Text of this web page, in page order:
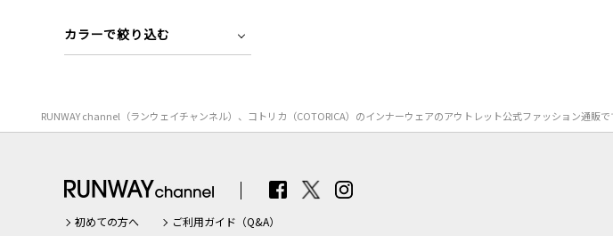
カラーで絞り込む
RUNWAY channel（ランウェイチャンネル）、コトリカ（COTORICA）のインナーウェアのアウトレット公式ファッション通
初めての方へ
ご利用ガイド（Q&A）